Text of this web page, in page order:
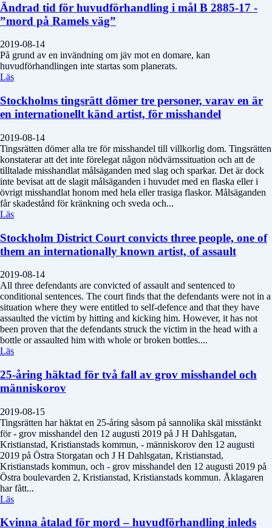
Ändrad tid för huvudförhandling i mål B 2885-17 -
”mord på Ramels väg”
2019-08-14
På grund av en invändning om jäv mot en domare, kan
huvudförhandlingen inte startas som planerats.
Läs
Stockholms tingsrätt dömer tre personer, varav en är
en internationellt känd artist, för misshandel
2019-08-14
Tingsrätten dömer alla tre för misshandel till villkorlig dom. Tingsrätten
konstaterar att det inte förelegat någon nödvärnssituation och att de
tilltalade misshandlat målsäganden med slag och sparkar. Det är dock
inte bevisat att de slagit målsäganden i huvudet med en flaska eller i
övrigt misshandlat honom med hela eller trasiga flaskor. Målsäganden
får skadestånd för kränkning och sveda och...
Läs
Stockholm District Court convicts three people, one of
them an internationally known artist, of assault
2019-08-14
All three defendants are convicted of assault and sentenced to
conditional sentences. The court finds that the defendants were not in a
situation where they were entitled to self-defence and that they have
assaulted the victim by hitting and kicking him. However, it has not
been proven that the defendants struck the victim in the head with a
bottle or assaulted him with whole or broken bottles....
Läs
25-åring häktad för två fall av grov misshandel och
människorov
2019-08-15
Tingsrätten har häktat en 25-åring såsom på sannolika skäl misstänkt
för - grov misshandel den 12 augusti 2019 på J H Dahlsgatan,
Kristianstad, Kristianstads kommun, - människorov den 12 augusti
2019 på Östra Storgatan och J H Dahlsgatan, Kristianstad,
Kristianstads kommun, och - grov misshandel den 12 augusti 2019 på
Östra boulevarden 2, Kristianstad, Kristianstads kommun. Åklagaren
har fått...
Läs
Kvinna åtalad för mord – huvudförhandling inleds